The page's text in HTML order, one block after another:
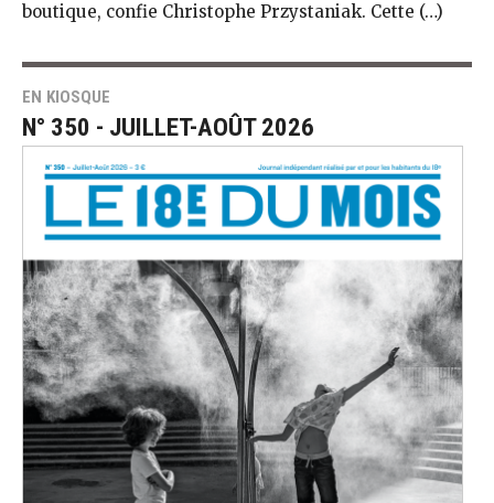
boutique, confie Christophe Przys­taniak. Cette (…)
EN KIOSQUE
N° 350 - JUILLET-AOÛT 2026